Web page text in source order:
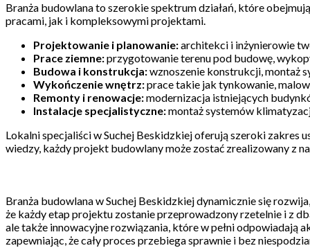
Branża budowlana to szerokie spektrum działań, które
pracami, jak i kompleksowymi projektami.
Projektowanie i planowanie:architekci i inżynierowie
Prace ziemne:przygotowanie terenu pod budowę,
Budowa i konstrukcja:wznoszenie konstrukcji, montaż
Wykończenie wnętrz:prace takie jak tynkowanie,
Remonty i renowacje:modernizacja istniejących
Instalacje specjalistyczne:montaż systemów
Lokalni specjaliści w Suchej Beskidzkiej oferują szeroki zakres
wiedzy, każdy projekt budowlany może zostać zrealizowany z
Branża budowlana w Suchej Beskidzkiej dynamicznie się
że każdy etap projektu zostanie przeprowadzony rzetelnie i z
ale także innowacyjne rozwiązania, które w pełni
zapewniając, że cały proces przebiega sprawnie i bez